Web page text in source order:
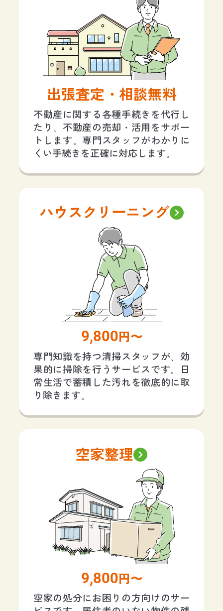
出張査定・相談無料
不動産に関する各種手続きを代行し
たり、不動産の売却・活用をサポー
トします。専門スタッフがわかりに
くい手続きを正確に対応します。
ハウスクリーニング
9,800 円〜
専門知識を持つ清掃スタッフが、効
果的に掃除を行うサービスです。日
常生活で蓄積した汚れを徹底的に取
り除きます。
空家整理
9,800 円〜
空家の処分にお困りの方向けのサー